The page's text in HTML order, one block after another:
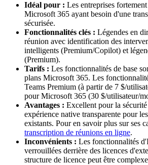
Idéal pour : Les entreprises
Microsoft 365 ayant besoin d'une
sécurisée.
Fonctionnalités clés : Légendes en
réunion avec identification des
intelligents (Premium/Copilot) et
(Premium).
Tarifs : Les fonctionnalités de base
plans Microsoft 365. Les
Teams Premium (à partir de 7 $/
pour Microsoft 365 (30 $/utilisateur/
Avantages : Excellent pour la
expérience native transparente pour
existants. Pour en savoir plus sur ses
transcription de réunions en ligne.
Inconvénients : Les fonctionnalités
verrouillées derrière des licences
structure de licence peut être